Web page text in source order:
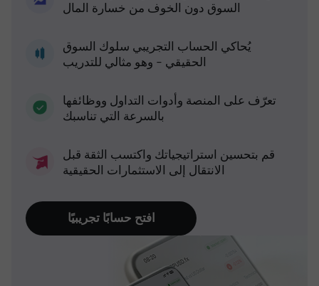
السوق دون الخوف من خسارة المال
يُحاكي الحساب التجريبي سلوك السوق
الحقيقي - وهو مثالي للتدريب
تعرّف على المنصة وأدوات التداول ووظائفها
بالسرعة التي تناسبك
قم بتحسين استراتيجياتك واكتسب الثقة قبل
الانتقال إلى الاستثمارات الحقيقية
افتح حسابًا تجريبيًا